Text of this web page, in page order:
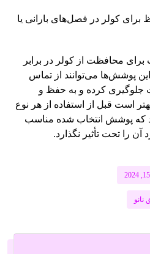
کولر در فصل‌های بارانی یا
محافظت از کولر در برابر
پوشش‌ها می‌توانند از تماس
جلوگیری کرده و به حفظ و
است قبل از استفاده از هر نوع
که پوشش انتخاب شده مناسب
را تحت تأثیر نگذارد.
نانو